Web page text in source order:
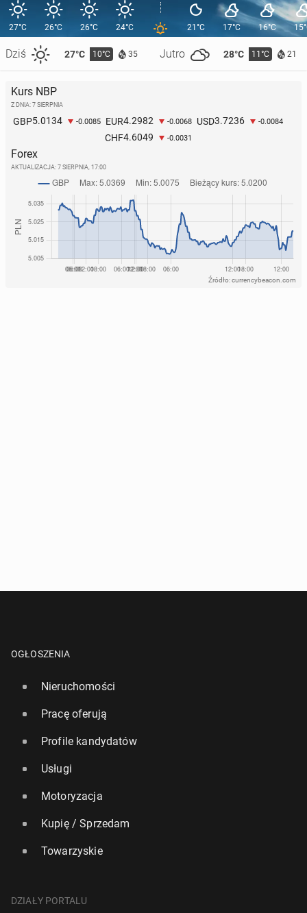
27°C
Dziś 27°C 10°C 35 Jutro 28°C 11°C 21
26°C 26°C 24°C 21°C 17°C 16°C
Kurs NBP
Z DNIA: 7 SIERPNIA
GBP5.0134 -0.0085 EUR4.2982 -0.0068 USD3.7236 -0.0084
CHF4.6049 -0.0031
Forex
AKTUALIZACJA: 7 SIERPNIA, 17:00
Źródło: currencybeacon.com
OGŁOSZENIA
Nieruchomości
Pracę oferują
Profile kandydatów
Usługi
Motoryzacja
Kupię / Sprzedam
Towarzyskie
DZIAŁY PORTALU